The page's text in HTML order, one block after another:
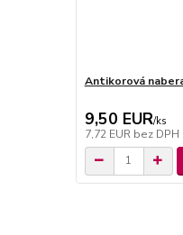
Antikorová
9,50 EUR/ks
7,72 EUR bez DPH